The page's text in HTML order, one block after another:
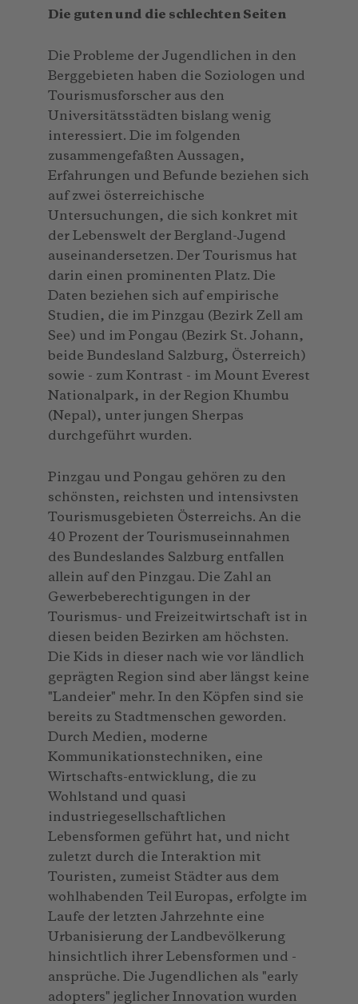
Die guten und die schlechten Seiten
Die Probleme der Jugendlichen in den
Berggebieten haben die Soziologen und
Tourismusforscher aus den
Universitätsstädten bislang wenig
interessiert. Die im folgenden
zusammengefaßten Aussagen,
Erfahrungen und Befunde beziehen sich
auf zwei österreichische
Untersuchungen, die sich konkret mit
der Lebenswelt der Bergland-Jugend
auseinandersetzen. Der Tourismus hat
darin einen prominenten Platz. Die
Daten beziehen sich auf empirische
Studien, die im Pinzgau (Bezirk Zell am
See) und im Pongau (Bezirk St. Johann,
beide Bundesland Salzburg, Österreich)
sowie - zum Kontrast - im Mount Everest
Nationalpark, in der Region Khumbu
(Nepal), unter jungen Sherpas
durchgeführt wurden.
Pinzgau und Pongau gehören zu den
schönsten, reichsten und intensivsten
Tourismusgebieten Österreichs. An die
40 Prozent der Tourismuseinnahmen
des Bundeslandes Salzburg entfallen
allein auf den Pinzgau. Die Zahl an
Gewerbeberechtigungen in der
Tourismus- und Freizeitwirtschaft ist in
diesen beiden Bezirken am höchsten.
Die Kids in dieser nach wie vor ländlich
geprägten Region sind aber längst keine
"Landeier" mehr. In den Köpfen sind sie
bereits zu Stadtmenschen geworden.
Durch Medien, moderne
Kommunikationstechniken, eine
Wirtschafts-entwicklung, die zu
Wohlstand und quasi
industriegesellschaftlichen
Lebensformen geführt hat, und nicht
zuletzt durch die Interaktion mit
Touristen, zumeist Städter aus dem
wohlhabenden Teil Europas, erfolgte im
Laufe der letzten Jahrzehnte eine
Urbanisierung der Landbevölkerung
hinsichtlich ihrer Lebensformen und -
ansprüche. Die Jugendlichen als "early
adopters" jeglicher Innovation wurden